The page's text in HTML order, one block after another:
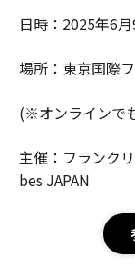
日時：2025年6
場所：東京国際
(※オンラインで
主催：フランク
bes JAPAN